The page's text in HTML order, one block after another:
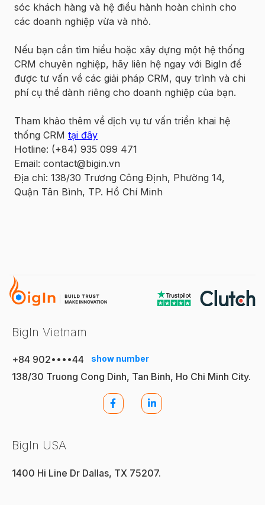
sóc khách hàng và hệ điều hành hoàn chỉnh cho
các doanh nghiệp vừa và nhỏ.
Nếu bạn cần tìm hiểu hoặc xây dựng một hệ thống
CRM chuyên nghiệp, hãy liên hệ ngay với BigIn để
được tư vấn về các giải pháp CRM, quy trình và chi
phí cụ thể dành riêng cho doanh nghiệp của bạn.
Tham khảo thêm về dịch vụ tư vấn triển khai hệ
thống CRM tại đây
Hotline: (+84) 935 099 471
Email: contact@bigin.vn
Địa chỉ: 138/30 Trương Công Định, Phường 14,
Quận Tân Bình, TP. Hồ Chí Minh
BigIn Vietnam
+84 902••••44 show number
138/30 Truong Cong Dinh, Tan Binh, Ho Chi Minh City.
BigIn USA
1400 Hi Line Dr Dallas, TX 75207.